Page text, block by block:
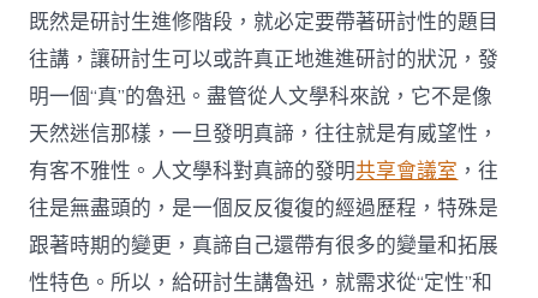
既然是研討生進修階段，就必定要帶著研討性的題目
往講，讓研討生可以或許真正地進進研討的狀況，發
明一個“真”的魯迅。盡管從人文學科來說，它不是像
天然迷信那樣，一旦發明真諦，往往就是有威望性，
有客不雅性。人文學科對真諦的發明共享會議室 ，往
往是無盡頭的，是一個反反復復的經過歷程，特殊是
跟著時期的變更，真諦自己還帶有很多的變量和拓展
性特色。所以，給研討生講魯迅，就需求從“定性”和